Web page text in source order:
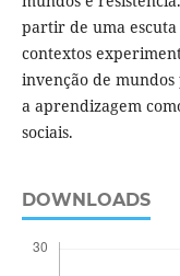
partir de uma escuta
contextos
invenção de
a aprendizagem
sociais.
DOWNLOADS